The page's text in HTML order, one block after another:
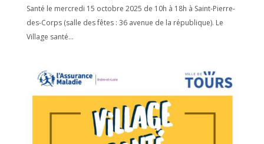
Santé le mercredi 15 octobre 2025 de 10h à 18h à Saint-Pierre-
des-Corps (salle des fêtes : 36 avenue de la république). Le
Village santé...